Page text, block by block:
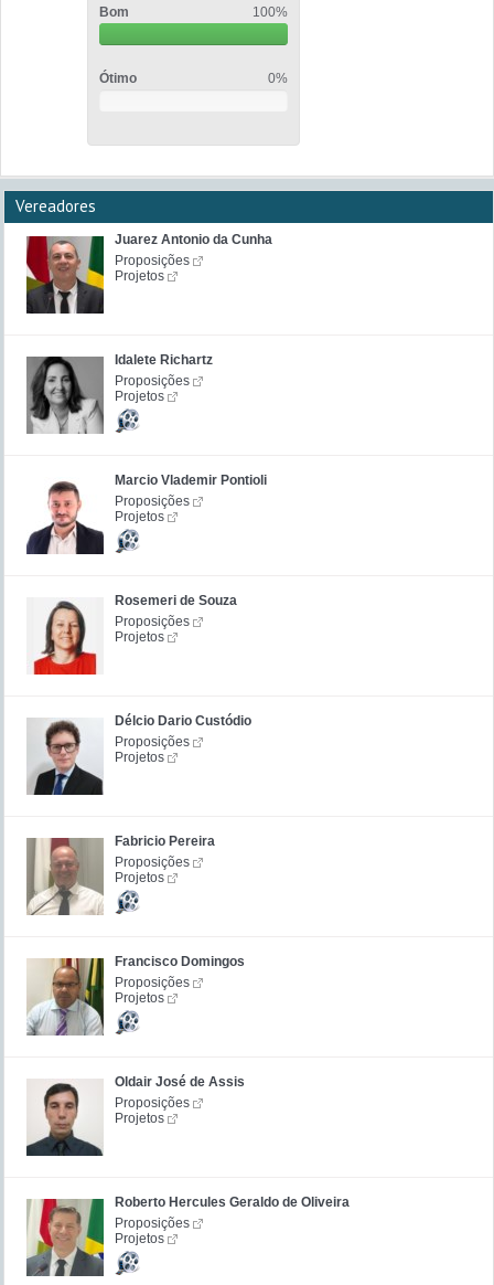
Bom 100%
Ótimo 0%
Vereadores
Juarez Antonio da Cunha
Proposições
Projetos
Idalete Richartz
Proposições
Projetos
Marcio Vlademir Pontioli
Proposições
Projetos
Rosemeri de Souza
Proposições
Projetos
Délcio Dario Custódio
Proposições
Projetos
Fabricio Pereira
Proposições
Projetos
Francisco Domingos
Proposições
Projetos
Oldair José de Assis
Proposições
Projetos
Roberto Hercules Geraldo de Oliveira
Proposições
Projetos